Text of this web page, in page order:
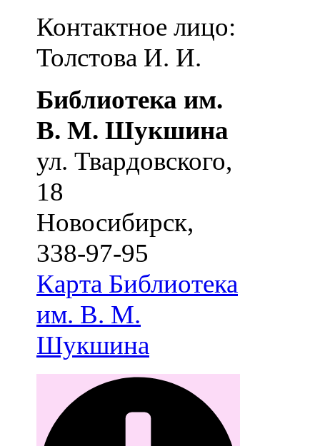
Контактное лицо:
Толстова И. И.
Библиотека им.
В. М. Шукшина
ул. Твардовского,
18
Новосибирск,
338-97-95
Карта Библиотека
им. В. М.
Шукшина